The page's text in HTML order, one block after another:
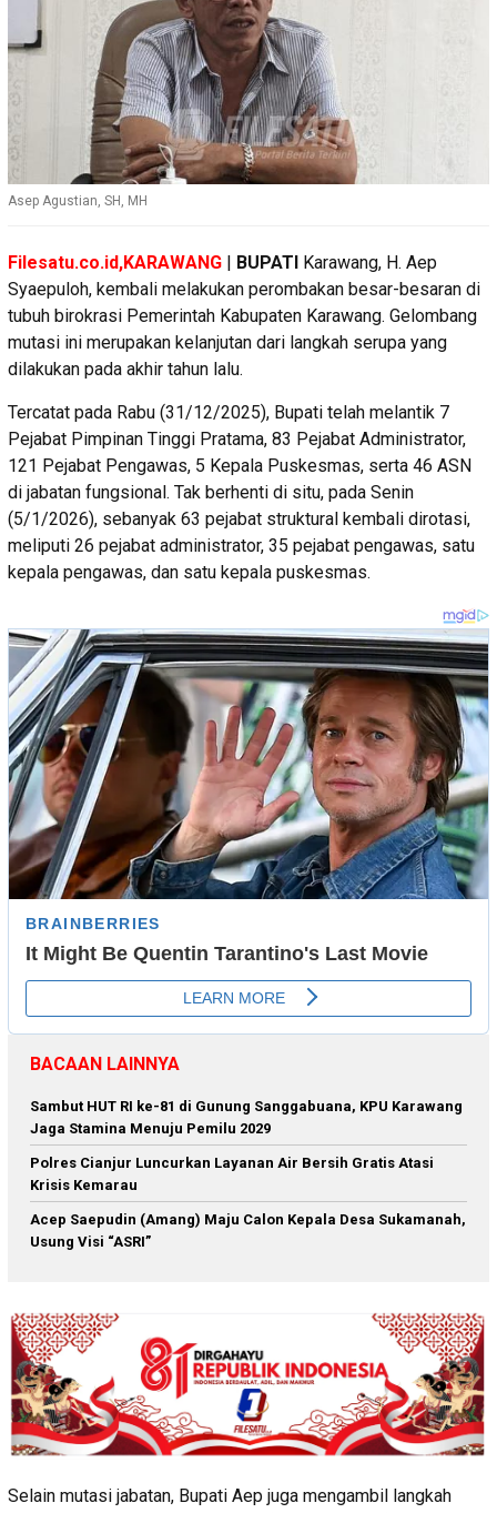
Asep Agustian, SH, MH
Filesatu.co.id,KARAWANG | BUPATI Karawang, H. Aep
Syaepuloh, kembali melakukan perombakan besar-besaran di
tubuh birokrasi Pemerintah Kabupaten Karawang. Gelombang
mutasi ini merupakan kelanjutan dari langkah serupa yang
dilakukan pada akhir tahun lalu.
Tercatat pada Rabu (31/12/2025), Bupati telah melantik 7
Pejabat Pimpinan Tinggi Pratama, 83 Pejabat Administrator,
121 Pejabat Pengawas, 5 Kepala Puskesmas, serta 46 ASN
di jabatan fungsional. Tak berhenti di situ, pada Senin
(5/1/2026), sebanyak 63 pejabat struktural kembali dirotasi,
meliputi 26 pejabat administrator, 35 pejabat pengawas, satu
kepala pengawas, dan satu kepala puskesmas.
BACAAN LAINNYA
Sambut HUT RI ke-81 di Gunung Sanggabuana, KPU Karawang
Jaga Stamina Menuju Pemilu 2029
Polres Cianjur Luncurkan Layanan Air Bersih Gratis Atasi
Krisis Kemarau
Acep Saepudin (Amang) Maju Calon Kepala Desa Sukamanah,
Usung Visi “ASRI”
Selain mutasi jabatan, Bupati Aep juga mengambil langkah